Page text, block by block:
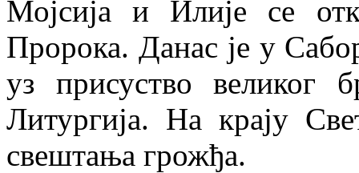
Мојсија и Илије се
Пророка. Данас је у
уз присуство великог
Литургија. На крају
свештања грожђа.